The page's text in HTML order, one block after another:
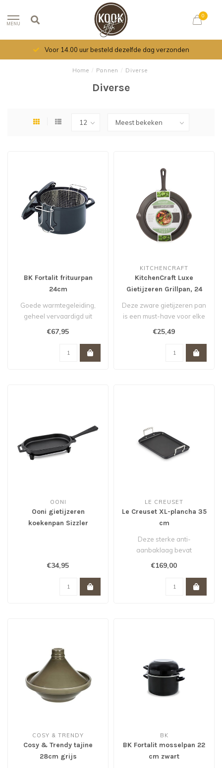
MENU
0
Voor 14.00 uur besteld dezelfde dag verzonden
Home / Pannen / Diverse
Diverse
BK Fortalit frituurpan
24cm
Goede warmtegeleiding,
geheel vervaardigd uit
geëmailleerd staal.
€67,95
KITCHENCRAFT
KitchenCraft Luxe
Gietijzeren Grillpan, 24
cm
Deze zware gietijzeren pan
is een must-have voor elke
culinaire liefhebber...
€25,49
OONI
Ooni gietijzeren
koekenpan Sizzler
€34,95
LE CREUSET
Le Creuset XL-plancha 35
cm
Deze sterke anti-
aanbaklaag bevat
€169,00
COSY & TRENDY
Cosy & Trendy tajine
28cm grijs
BK
BK Fortalit mosselpan 22
cm zwart